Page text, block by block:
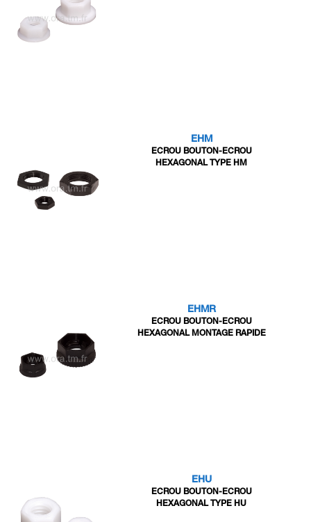
EHM
ECROU BOUTON-ECROU
HEXAGONAL TYPE HM
EHMR
ECROU BOUTON-ECROU
HEXAGONAL MONTAGE RAPIDE
EHU
ECROU BOUTON-ECROU
HEXAGONAL TYPE HU